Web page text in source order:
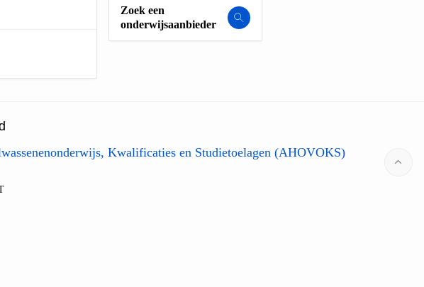
Zoek een
onderwijsaanbieder
Kwalificaties en Studietoelagen (AHOVOKS)